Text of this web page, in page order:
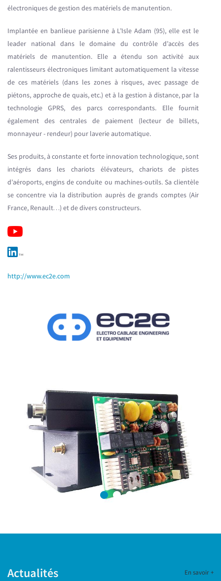
électroniques de gestion des matériels de manutention.
Implantée en banlieue parisienne à L’Isle Adam (95), elle est le
leader national dans le domaine du contrôle d’accès des
matériels de manutention. Elle a étendu son activité aux
ralentisseurs électroniques limitant automatiquement la vitesse
de ces matériels (dans les zones à risques, avec passage de
piétons, approche de quais, etc.) et à la gestion à distance, par la
technologie GPRS, des parcs correspondants. Elle fournit
également des centrales de paiement (lecteur de billets,
monnayeur - rendeur) pour laverie automatique.
Ses produits, à constante et forte innovation technologique, sont
intégrés dans les chariots élévateurs, chariots de pistes
d’aéroports, engins de conduite ou machines-outils. Sa clientèle
se concentre via la distribution auprès de grands comptes (Air
France, Renault…) et de divers constructeurs.
http://www.ec2e.com
En savoir +
Actualités